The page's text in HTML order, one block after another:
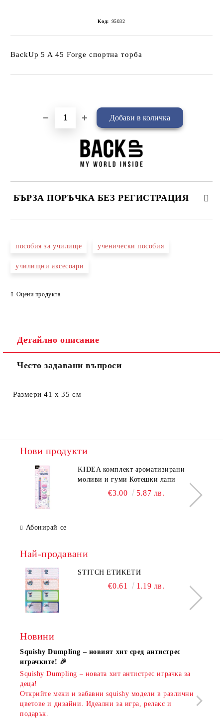
Код: 95032
BackUp 5 A 45 Forge спортна торба
БЪРЗА ПОРЪЧКА БЕЗ РЕГИСТРАЦИЯ
пособия за училище ученически пособия
училищни аксесоари
Оцени продукта
Детайлно описание
Често задавани въпроси
Размери 41 х 35 см
Нови продукти
KIDEA комплект ароматизирани
моливи и гуми Котешки лапи
€3.00 5.87 лв.
Абонирай се
Най-продавани
STITCH ЕТИКЕТИ
€0.61 1.19 лв.
Новини
Squishy Dumpling – новият хит сред антистрес
играчките! 🎉
Squishy Dumpling – новата хит антистрес играчка за
деца!
Открийте меки и забавни squishy модели в различни
цветове и дизайни. Идеални за игра, релакс и
подарък.